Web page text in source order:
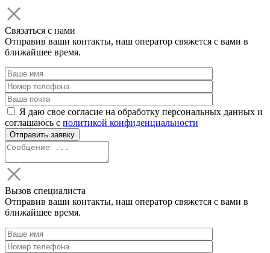
Связаться с нами
Отправив ваши контакты, наш оператор свяжется с вами в
ближайшее время.
Я даю свое согласие на обработку персональных данных и
соглашаюсь с политикой конфиденциальности
Вызов специалиста
Отправив ваши контакты, наш оператор свяжется с вами в
ближайшее время.